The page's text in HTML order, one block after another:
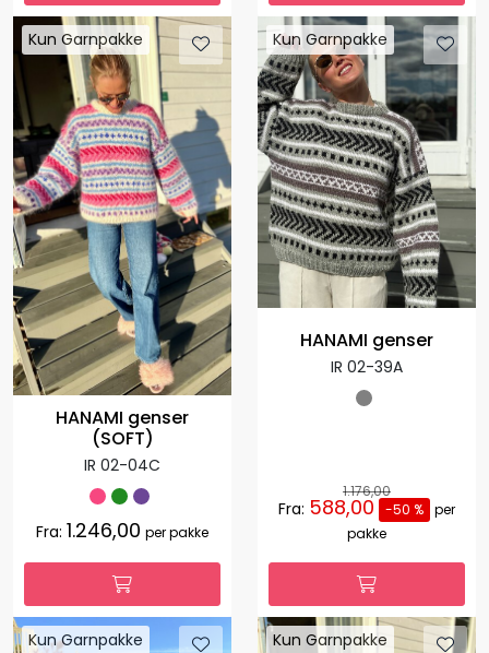
Kun Garnpakke
HANAMI genser
(SOFT)
IR 02-04C
Fra: 1.246,00 per pakke
Kun Garnpakke
HANAMI genser
IR 02-39A
1.176,00
Fra: 588,00 -50 % per
pakke
Kun Garnpakke Kun Garnpakke